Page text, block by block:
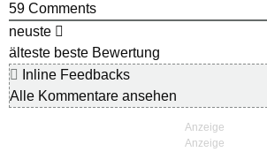
59 Comments
neuste
älteste beste Bewertung
Inline Feedbacks
Alle Kommentare ansehen